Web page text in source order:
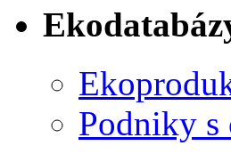
Podniky